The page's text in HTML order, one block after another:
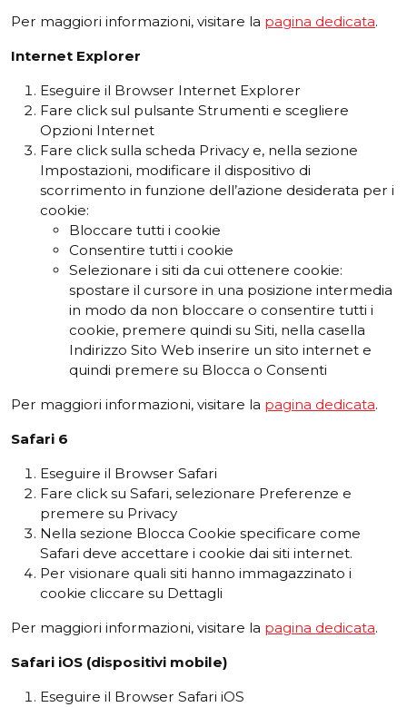
Per maggiori informazioni, visitare la pagina dedicata.
Internet Explorer
Eseguire il Browser Internet Explorer
Fare click sul pulsante Strumenti e scegliere
Opzioni Internet
Fare click sulla scheda Privacy e, nella sezione
Impostazioni, modificare il dispositivo di
scorrimento in funzione dell’azione desiderata per i
cookie:
Bloccare tutti i cookie
Consentire tutti i cookie
Selezionare i siti da cui ottenere cookie:
spostare il cursore in una posizione intermedia
in modo da non bloccare o consentire tutti i
cookie, premere quindi su Siti, nella casella
Indirizzo Sito Web inserire un sito internet e
quindi premere su Blocca o Consenti
Per maggiori informazioni, visitare la pagina dedicata.
Safari 6
Eseguire il Browser Safari
Fare click su Safari, selezionare Preferenze e
premere su Privacy
Nella sezione Blocca Cookie specificare come
Safari deve accettare i cookie dai siti internet.
Per visionare quali siti hanno immagazzinato i
cookie cliccare su Dettagli
Per maggiori informazioni, visitare la pagina dedicata.
Safari iOS (dispositivi mobile)
Eseguire il Browser Safari iOS